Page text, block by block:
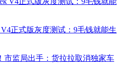
V4正式版灰度测试：9毛钱就能生